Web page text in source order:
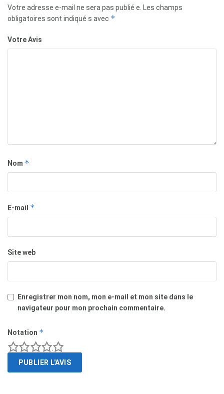
Votre adresse e-mail ne sera pas publié e. Les champs
obligatoires sont indiqué s avec *
Votre Avis
Nom *
E-mail *
Site web
Enregistrer mon nom, mon e-mail et mon site dans le
navigateur pour mon prochain commentaire.
Notation *
5
4
3
2
1